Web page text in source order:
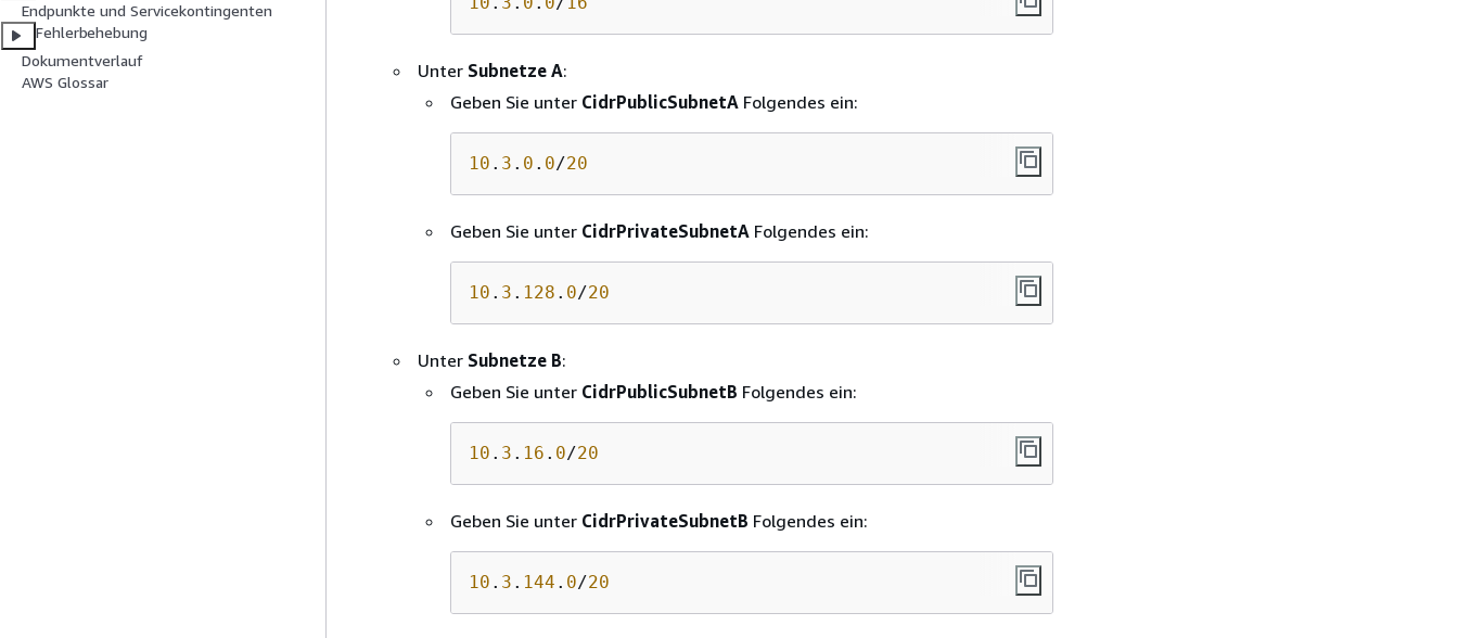
Endpunkte und Servicekontingenten
Fehlerbehebung
Dokumentverlauf
AWS Glossar
Unter Subnetze A:
Geben Sie unter CidrPublicSubnetA Folgendes ein:
10 . 3 . 0 . 0/20
Geben Sie unter CidrPrivateSubnetA Folgendes ein:
10 . 3 . 128 . 0/20
Unter Subnetze B:
Geben Sie unter CidrPublicSubnetB Folgendes ein:
10 . 3 . 16 . 0/20
Geben Sie unter CidrPrivateSubnetB Folgendes ein:
10 . 3 . 144 . 0/20